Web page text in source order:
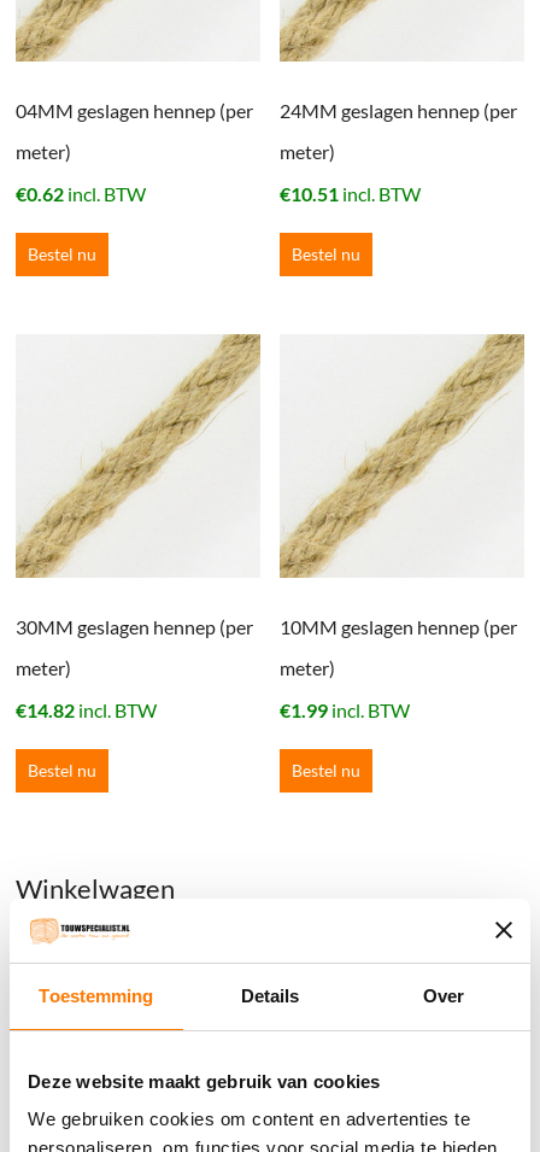
Toestemming Details Over
Deze website maakt gebruik van cookies
We gebruiken cookies om content en advertenties te
personaliseren, om functies voor social media te bieden
04MM geslagen hennep (per
meter)
€0.62 incl. BTW
Bestel nu
24MM geslagen hennep (per
meter)
€10.51 incl. BTW
Bestel nu
30MM geslagen hennep (per
meter)
€14.82 incl. BTW
Bestel nu
10MM geslagen hennep (per
meter)
€1.99 incl. BTW
Bestel nu
Winkelwagen
Geen producten in de winkelwagen.